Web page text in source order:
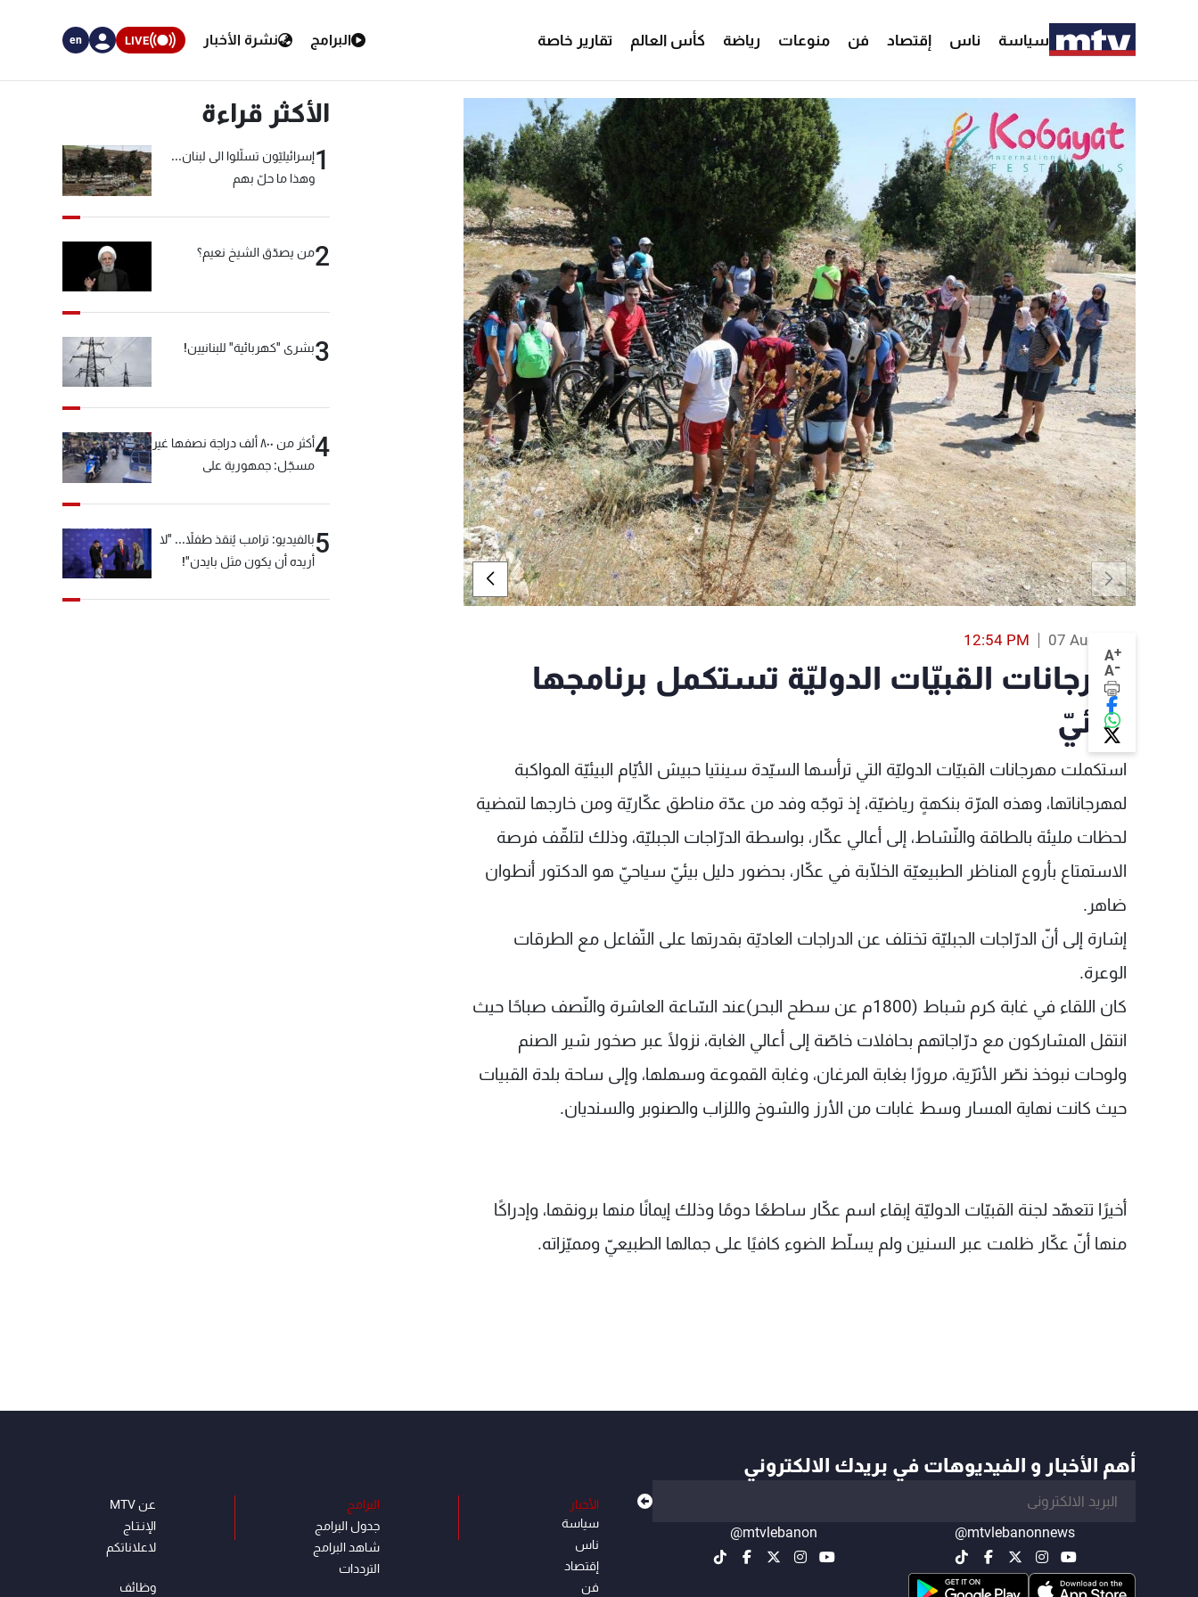
سياسة ناس إقتصاد فن منوعات رياضة كأس العالم تقارير خاصة البرامج نشرة الأخبار LIVE
en
A+
A-
07 Aug 2017
12:54 PM
مهرجانات القبيّات الدوليّة تستكمل برنامجها
البيئيّ
استكملت مهرجانات القبيّات الدوليّة التي ترأسها السيّدة سينتيا حبيش الأيّام البيئيّة المواكبة
لمهرجاناتها، وهذه المرّة بنكهةٍ رياضيّة، إذ توجّه وفد من عدّة مناطق عكّاريّة ومن خارجها لتمضية
لحظات مليئة بالطاقة والنّشاط، إلى أعالي عكّار، بواسطة الدرّاجات الجبليّة، وذلك لتلقّف فرصة
الاستمتاع بأروع المناظر الطبيعيّة الخلّابة في عكّار، بحضور دليل بيئيّ سياحيّ هو الدكتور أنطوان
ضاهر.
إشارة إلى أنّ الدرّاجات الجبليّة تختلف عن الدراجات العاديّة بقدرتها على التّفاعل مع الطرقات
الوعرة.
كان اللقاء في غابة كرم شباط (1800م عن سطح البحر)عند السّاعة العاشرة والنّصف صباحًا حيث
انتقل المشاركون مع درّاجاتهم بحافلات خاصّة إلى أعالي الغابة، نزولًا عبر صخور شير الصنم
ولوحات نبوخذ نصّر الأثرّية، مرورًا بغابة المرغان، وغابة القموعة وسهلها، وإلى ساحة بلدة القبيات
حيث كانت نهاية المسار وسط غابات من الأرز والشوخ واللزاب والصنوبر والسنديان.
أخيرًا تتعهّد لجنة القبيّات الدوليّة إبقاء اسم عكّار ساطعًا دومًا وذلك إيمانًا منها برونقها، وإدراكًا
منها أنّ عكّار ظلمت عبر السنين ولم يسلّط الضوء كافيًا على جمالها الطبيعيّ ومميّزاته.
الأكثر قراءة
1إسرائيليّون تسلّلوا الى لبنان...
وهذا ما حلّ بهم
2من يصدّق الشيخ نعيم؟
3بشرى "كهربائية" للبنانيين!
4
أكثر من ٨٠٠ ألف دراجة نصفها غير
مسجّل: جمهورية على
5بالفيديو: ترامب يُنقذ طفلاً... "لا
أريده أن يكون مثل بايدن"!
أهم الأخبار و الفيديوهات في بريدك الالكتروني
@mtvlebanonnews
@mtvlebanon
الأخبار
سياسة
ناس
إقتصاد
فن
البرامج
جدول البرامج
شاهد البرامج
الترددات
عن MTV
الإنـتـاج
لاعلاناتكم
وظائف